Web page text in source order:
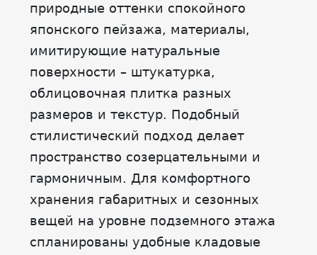
природные оттенки спокойного
японского пейзажа, материалы,
имитирующие натуральные
поверхности – штукатурка,
облицовочная плитка разных
размеров и текстур. Подобный
стилистический подход делает
пространство созерцательными и
гармоничным. Для комфортного
хранения габаритных и сезонных
вещей на уровне подземного этажа
спланированы удобные кладовые